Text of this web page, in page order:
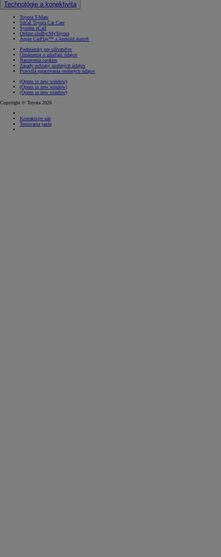
Technológie a konektivita
Toyota T-Mate
Súťaž Toyota Car Care
Systém eCall
Online služby/MyToyota
Apple CarPlay™ a Android Auto®
Podmienky pre užívateľov
Oznámenie o zdieľaní údajov
Nastavenia cookies
Zásady ochrany osobných údajov
Pravidlá spracovania osobných údajov
(Opens in new window)
(Opens in new window)
(Opens in new window)
Copyright © Toyota 2026
Kontaktujte nás
Testovacia jazda